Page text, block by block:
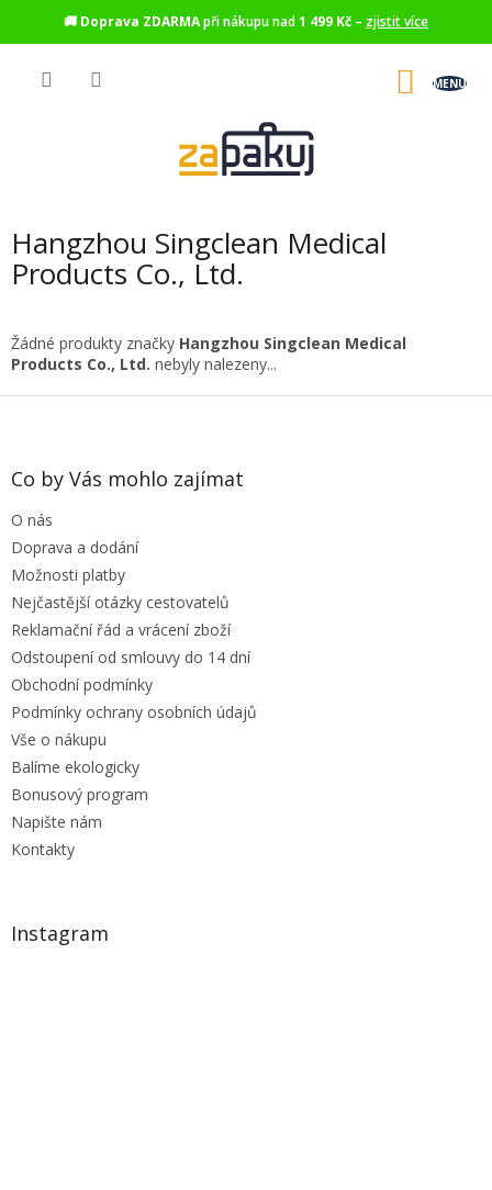
🚚 Doprava ZDARMApři nákupu nad1 499 Kč – zjistit více
Hangzhou Singclean Medical
Products Co., Ltd.
Žádné produkty značky Hangzhou Singclean Medical
Products Co., Ltd. nebyly nalezeny...
Z
Co by Vás mohlo zajímat
O nás
Doprava a dodání
Možnosti platby
Nejčastější otázky cestovatelů
Reklamační řád a vrácení zboží
Odstoupení od smlouvy do 14 dní
Obchodní podmínky
Podmínky ochrany osobních údajů
Vše o nákupu
Balíme ekologicky
Bonusový program
Napište nám
Kontakty
Instagram